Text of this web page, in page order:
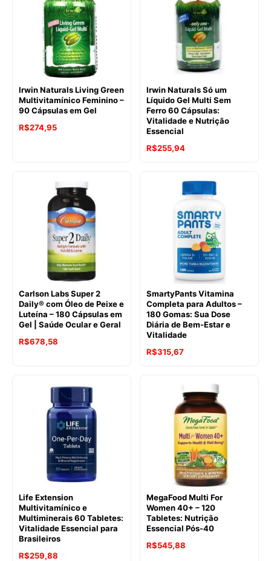
Irwin Naturals Living Green
Multivitamínico Feminino –
90 Cápsulas em Gel
R$274,95
Irwin Naturals Só um
Líquido Gel Multi Sem
Ferro 60 Cápsulas:
Vitalidade e Nutrição
Essencial
R$255,94
Carlson Labs Super 2
Daily® com Óleo de Peixe e
Luteína – 180 Cápsulas em
Gel | Saúde Ocular e Geral
R$678,58
SmartyPants Vitamina
Completa para Adultos –
180 Gomas: Sua Dose
Diária de Bem-Estar e
Vitalidade
R$315,67
Life Extension
Multivitamínico e
Multiminerais 60 Tabletes:
Vitalidade Essencial para
Brasileiros
R$259,88
MegaFood Multi For
Women 40+ – 120
Tabletes: Nutrição
Essencial Pós-40
R$545,88